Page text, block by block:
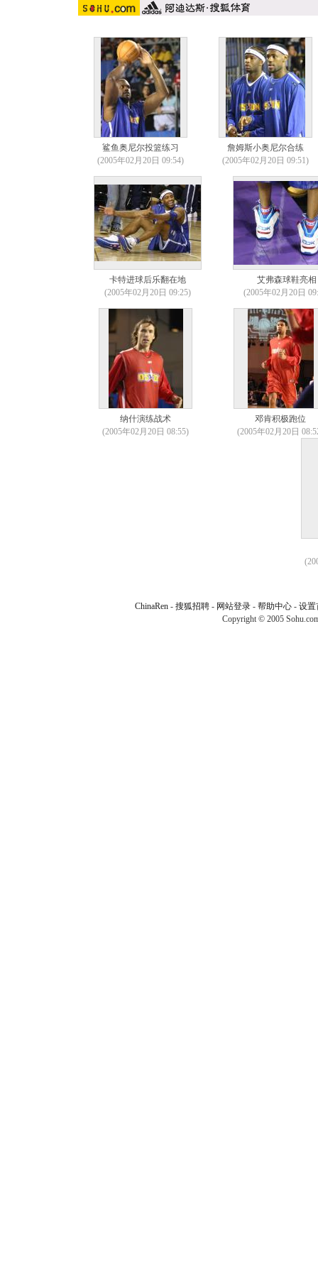
鲨鱼奥尼尔投篮练习
(2005年02月20日 09:54)
詹姆斯小奥尼尔合练
(2005年02月20日 09:51)
卡特进球后乐翻在地
(2005年02月20日 09:25)
艾弗森球鞋亮相
(2005年02月20日
纳什演练战术
(2005年02月20日 08:55)
邓肯积极跑位
(2005年02月20日
ChinaRen - 搜狐招聘 - 网站登录 - 帮助中心 - 设置
Copyright © 2005